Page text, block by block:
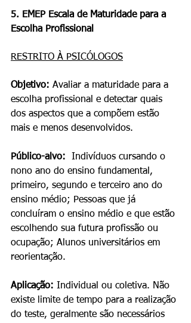
5. EMEP Escala de Maturidade para a
Escolha Profissional
RESTRITO À PSICÓLOGOS
Objetivo: Avaliar a maturidade para a
escolha profissional e detectar quais
dos aspectos que a compõem estão
mais e menos desenvolvidos.
Público-alvo:
  Indivíduos cursando o
nono ano do ensino fundamental,
primeiro, segundo e terceiro ano do
ensino médio; Pessoas que já
concluíram o ensino médio e que estão
escolhendo sua futura profissão ou
ocupação; Alunos universitários em
reorientação.
Aplicação: Individual ou coletiva. Não
existe limite de tempo para a realização
do teste, geralmente são necessários